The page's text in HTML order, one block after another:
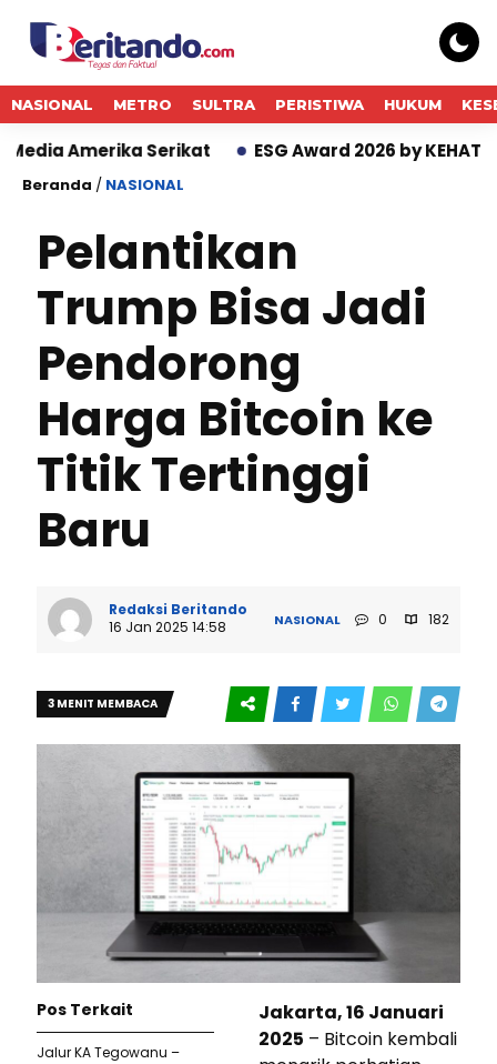
NASIONAL METRO SULTRA PERISTIWA HUKUM
Serikat ESG Award 2026 by KEHATI Kembali
Beranda / NASIONAL
Pelantikan
Trump Bisa Jadi
Pendorong
Harga Bitcoin ke
Titik Tertinggi
Baru
Redaksi Beritando
16 Jan 2025 14:58
NASIONAL 0 182
3 MENIT MEMBACA
Jakarta, 16 Januari
2025 – Bitcoin kembali
Pos Terkait
Jalur KA Tegowanu –